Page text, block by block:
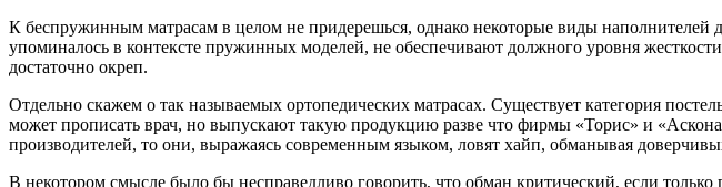
К беспружинным матрасам в целом не придерешься, однако некоторые виды
упоминалось в контексте пружинных моделей, не обеспечивают должного уровня
достаточно окреп.
Отдельно скажем о так называемых ортопедических матрасах. Существует категория
может прописать врач, но выпускают такую продукцию разве что фирмы «Торис» и
производителей, то они, выражаясь современным языком, ловят хайп, обманывая
В некотором смысле было бы несправедливо говорить, что обман критический, если